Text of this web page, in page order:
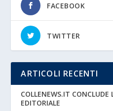
FACEBOOK
TWITTER
ARTICOLI RECENTI
COLLENEWS.IT CONCLUDE
EDITORIALE